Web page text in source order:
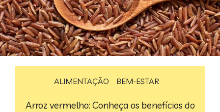
ALIMENTAÇÃO BEM-ESTAR
Arroz vermelho: Conheça os benefícios do